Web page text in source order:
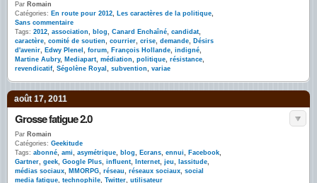
Par Romain
Catégories: En route pour 2012, Les caractères de la politique,
Sans commentaire
Tags: 2012, association, blog, Canard Enchaîné, candidat,
caractère, comité de soutien, courrier, crise, demande, Désirs
d'avenir, Edwy Plenel , forum, François Hollande, indigné,
Martine Aubry, Mediapart, médiation, politique, résistance,
revendicatif, Ségolène Royal , subvention, variae
août 17, 2011
Grosse fatigue 2.0
Par Romain
Catégories: Geekitude
Tags: abonné, ami, asymétrique, blog, Ecrans, ennui, Facebook,
Gartner, geek, Google Plus, influent, Internet, jeu, lassitude,
médias sociaux, MMORPG, réseau, réseaux sociaux, social
media fatigue, technophile, Twitter, utilisateur